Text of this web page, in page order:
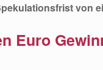
von
Euro